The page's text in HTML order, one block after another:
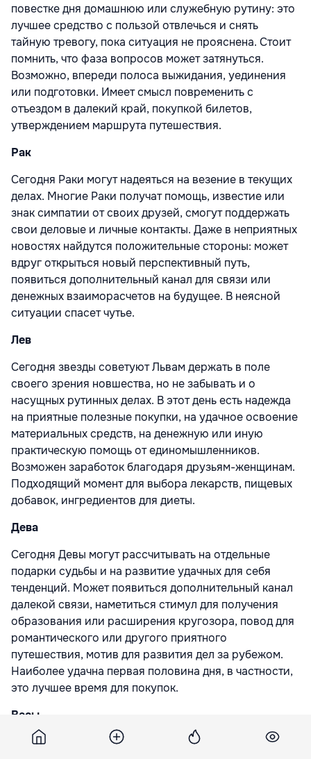
повестке дня домашнюю или служебную рутину: это
лучшее средство с пользой отвлечься и снять
тайную тревогу, пока ситуация не прояснена. Стоит
помнить, что фаза вопросов может затянуться.
Возможно, впереди полоса выжидания, уединения
или подготовки. Имеет смысл повременить с
отъездом в далекий край, покупкой билетов,
утверждением маршрута путешествия.
Рак
Сегодня Раки могут надеяться на везение в текущих
делах. Многие Раки получат помощь, известие или
знак симпатии от своих друзей, смогут поддержать
свои деловые и личные контакты. Даже в неприятных
новостях найдутся положительные стороны: может
вдруг открыться новый перспективный путь,
появиться дополнительный канал для связи или
денежных взаиморасчетов на будущее. В неясной
ситуации спасет чутье.
Лев
Сегодня звезды советуют Львам держать в поле
своего зрения новшества, но не забывать и о
насущных рутинных делах. В этот день есть надежда
на приятные полезные покупки, на удачное освоение
материальных средств, на денежную или иную
практическую помощь от единомышленников.
Возможен заработок благодаря друзьям-женщинам.
Подходящий момент для выбора лекарств, пищевых
добавок, ингредиентов для диеты.
Дева
Сегодня Девы могут рассчитывать на отдельные
подарки судьбы и на развитие удачных для себя
тенденций. Может появиться дополнительный канал
далекой связи, наметиться стимул для получения
образования или расширения кругозора, повод для
романтического или другого приятного
путешествия, мотив для развития дел за рубежом.
Наиболее удачна первая половина дня, в частности,
это лучшее время для покупок.
Весы
Сегодня звезды советуют Весам быть практичными и